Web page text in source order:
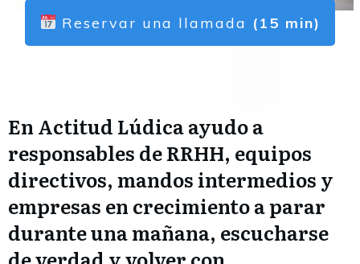
Reservar una llamada (15 min)
En Actitud Lúdica ayudo a
responsables de RRHH, equipos
directivos, mandos intermedios y
empresas en crecimiento a parar
durante una mañana, escucharse